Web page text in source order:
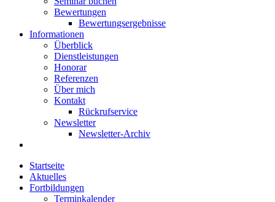
Bewertungen
Bewertungsergebnisse
Informationen
Überblick
Dienstleistungen
Honorar
Referenzen
Über mich
Kontakt
Rückrufservice
Newsletter
Newsletter-Archiv
Startseite
Aktuelles
Fortbildungen
Terminkalender